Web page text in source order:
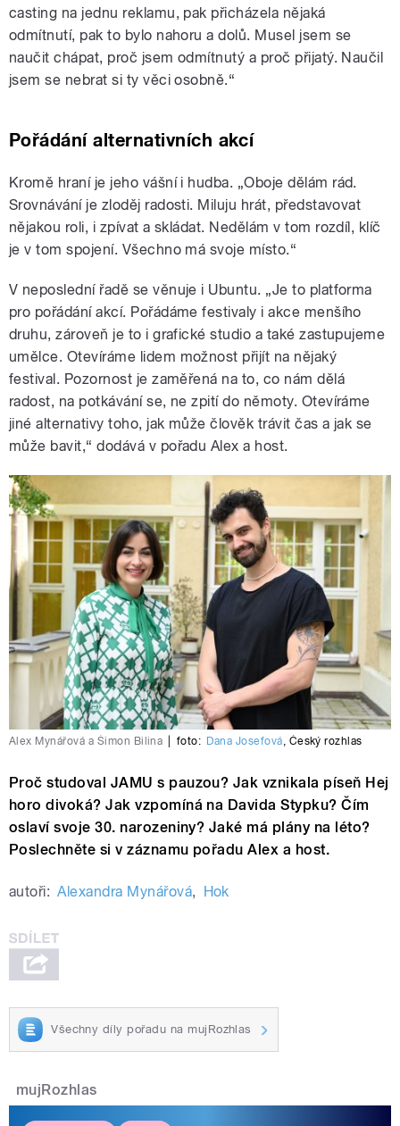
casting na jednu reklamu, pak přicházela nějaká
odmítnutí, pak to bylo nahoru a dolů. Musel jsem se
naučit chápat, proč jsem odmítnutý a proč přijatý. Naučil
jsem se nebrat si ty věci osobně.“
Pořádání alternativních akcí
Kromě hraní je jeho vášní i hudba. „Oboje dělám rád.
Srovnávání je zloděj radosti. Miluju hrát, představovat
nějakou roli, i zpívat a skládat. Nedělám v tom rozdíl, klíč
je v tom spojení. Všechno má svoje místo.“
V neposlední řadě se věnuje i Ubuntu. „Je to platforma
pro pořádání akcí. Pořádáme festivaly i akce menšího
druhu, zároveň je to i grafické studio a také zastupujeme
umělce. Otevíráme lidem možnost přijít na nějaký
festival. Pozornost je zaměřená na to, co nám dělá
radost, na potkávání se, ne zpití do němoty. Otevíráme
jiné alternativy toho, jak může člověk trávit čas a jak se
může bavit,“ dodává v pořadu Alex a host.
Alex Mynářová a Šimon Bilina foto: Dana Josefová, Český rozhlas
Proč studoval JAMU s pauzou? Jak vznikala píseň Hej
horo divoká? Jak vzpomíná na Davida Stypku? Čím
oslaví svoje 30. narozeniny? Jaké má plány na léto?
Poslechněte si v záznamu pořadu Alex a host.
autoři: Alexandra Mynářová, Hok
Všechny díly pořadu na mujRozhlas
mujRozhlas